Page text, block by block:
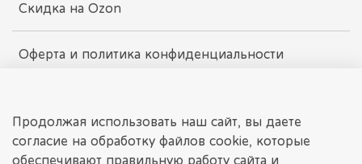
Скидка на Ozon
Оферта и политика конфиденциальности
Продолжая использовать наш сайт, вы даете
согласие на обработку файлов cookie, которые
обеспечивают правильную работу сайта и